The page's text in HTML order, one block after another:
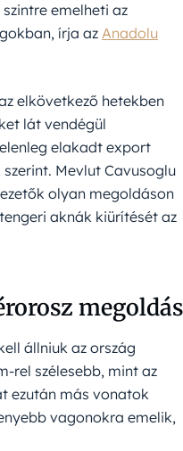
emelheti az
írja az Anadolu
elkövetkező hetekben
lát vendégül
elakadt export
Mevlut Cavusoglu
olyan megoldáson
aknák kiürítését az
megoldás
állniuk az ország
rel szélesebb, mint az
ezután más vonatok
vagonokra emelik,